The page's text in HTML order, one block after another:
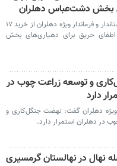
بخش دشت‌عباس دهلران
ایلام - معاون استاندار و فرماندار ویژه دهلران از خرید ۱۷
اطفای حریق برای دهیاری‌های بخش
و توسعه زراعت چوب در
دارد
ویژه دهلران گفت: نهضت جنگل‌کاری و
در دهلران استمرار دارد.
اصله نهال در نهالستان گرمسیری